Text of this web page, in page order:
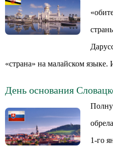
«страна» на малайском языке.
День основания
1-го